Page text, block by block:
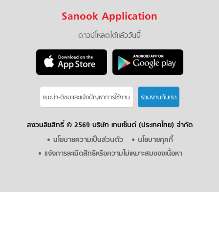
Sanook Application
ดาวน์โหลดได้แล้ววันนี้
แนะนำ-ติชมเเละแจ้งปัญหาการใช้งาน ร่วมงานกับเรา
สงวนลิขสิทธิ์ © 2569 บริษัท เทนเซ็นต์ (ประเทศไทย) จำกัด
นโยบายความเป็นส่วนตัว
นโยบายคุกกี้
แจ้งการละเมิดสิทธิหรือความไม่เหมาะสมของเนื้อหา